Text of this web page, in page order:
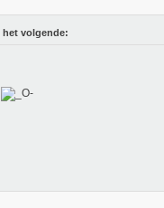
het volgende: